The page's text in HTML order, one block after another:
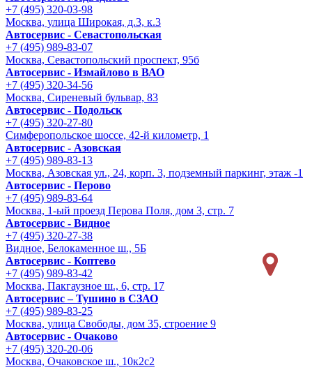
+7 (495) 320-03-98
Москва, улица Широкая, д.3, к.3
Автосервис - Cевастопольская
+7 (495) 989-83-07
Москва, Севастопольский проспект, 95б
Автосервис - Измайлово в ВАО
+7 (495) 320-34-56
Москва, Сиреневый бульвар, 83
Автосервис - Подольск
+7 (495) 320-27-80
Симферопольское шоссе, 42-й километр, 1
Автосервис - Азовская
+7 (495) 989-83-13
Москва, Азовская ул., 24, корп. 3, подземный паркинг, этаж -1
Автосервис - Перово
+7 (495) 989-83-64
Москва, 1-ый проезд Перова Поля, дом 3, стр. 7
Автосервис - Видное
+7 (495) 320-27-38
Видное, Белокаменное ш., 5Б
Автосервис - Коптево
+7 (495) 989-83-42
Москва, Пакгаузное ш., 6, стр. 17
Автосервис – Тушино в СЗАО
+7 (495) 989-83-25
Москва, улица Свободы, дом 35, строение 9
Автосервис - Очаково
+7 (495) 320-20-06
Москва, Очаковское ш., 10к2с2